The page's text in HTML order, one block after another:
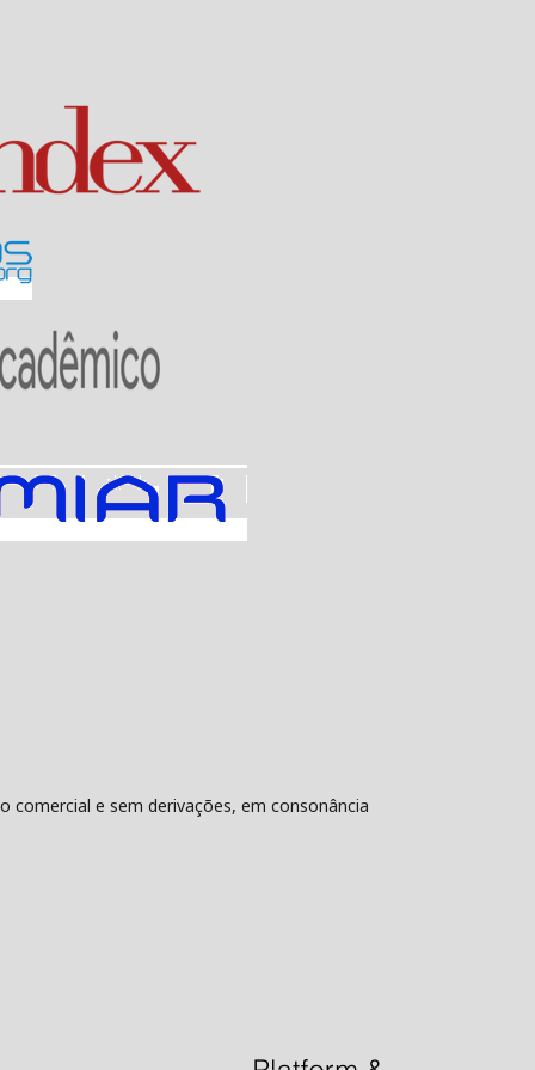
comercial e sem derivações, em consonância